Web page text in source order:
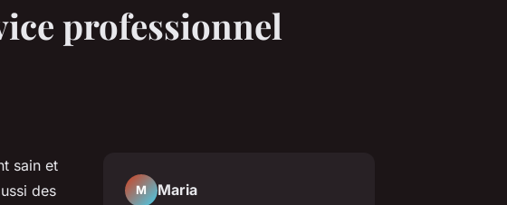
professionnel
sain et
des
M Maria